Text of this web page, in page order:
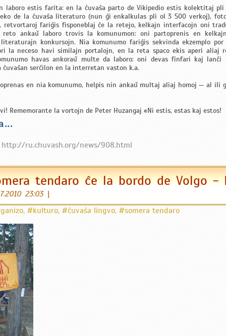
laboro estis farita: en la ĉuvaŝa parto de Vikipedio estis kolektitaj
de la ĉuvaŝa literaturo (nun ĝi enkalkulas pli ol 3 500 verkoj),
retvortaroj fariĝis fisponeblaj ĉe la retejo, kelkajn interfacojn oni
ankaŭ laboro trovis la komunumon: oni partoprenis en
literaturajn konkursojn. Nia komunumo fariĝis sekvinda ekzemplo
la neceso havi similajn portalojn, en la reta spaco ekis aperi aliaj
havas ankoraŭ multe da laboro: oni devas finfari kaj lanĉi
ĉuvaŝan serĉilon en la interretan vaston k.a.
en nia komunumo, helpis nin ankaŭ multaj aliaj homoj — al ili
Rememorante la vortojn de Peter Huzangaj «Ni estis, estas kaj estos!
http://ru.chuvash.org/news/908.html
tendaro ĉe la bordo de Volgo -
23:03|
, #kulturo, #ĉuvaŝa lingvo, #somera tendaro